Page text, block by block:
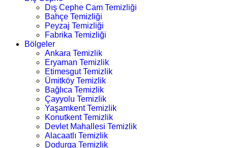
Dış Cephe Cam Temizliği
Bahçe Temizliği
Peyzaj Temizliği
Fabrika Temizliği
Bölgeler
Ankara Temizlik
Eryaman Temizlik
Etimesgut Temizlik
Ümitköy Temizlik
Bağlıca Temizlik
Çayyolu Temizlik
Yaşamkent Temizlik
Konutkent Temizlik
Devlet Mahallesi Temizlik
Alacaatlı Temizlik
Dodurga Temizlik